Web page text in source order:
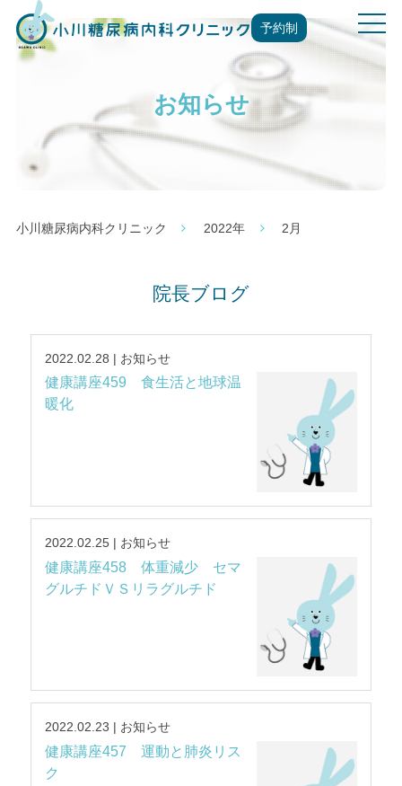
予約制
t
o
g
お知らせ
小川糖尿病内科クリニック 2022年 2月
院長ブログ
2022.02.28 | お知らせ
健康講座459 食生活と地球温
暖化
2022.02.25 | お知らせ
健康講座458 体重減少 セマ
グルチドＶＳリラグルチド
2022.02.23 | お知らせ
健康講座457 運動と肺炎リス
ク